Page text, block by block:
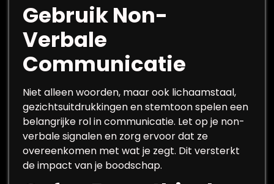
Gebruik Non-
Verbale
Communicatie
Niet alleen woorden, maar ook lichaamstaal,
gezichtsuitdrukkingen en stemtoon spelen een
belangrijke rol in communicatie. Let op je non-
verbale signalen en zorg ervoor dat ze
overeenkomen met wat je zegt. Dit versterkt
de impact van je boodschap.